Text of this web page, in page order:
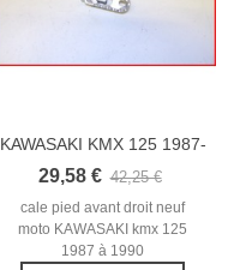
KAWASAKI KMX 125 1987-
1990...
29,58 € 42,25 €
cale pied avant droit neuf
moto KAWASAKI kmx 125
1987 à 1990